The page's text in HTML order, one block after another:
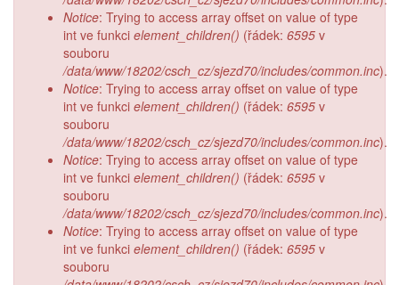
Notice: Trying to access array offset on value of type
int ve funkci element_children() (řádek: 6595 v
souboru
/data/www/18202/csch_cz/sjezd70/includes/common.inc).
Notice: Trying to access array offset on value of type
int ve funkci element_children() (řádek: 6595 v
souboru
/data/www/18202/csch_cz/sjezd70/includes/common.inc).
Notice: Trying to access array offset on value of type
int ve funkci element_children() (řádek: 6595 v
souboru
/data/www/18202/csch_cz/sjezd70/includes/common.inc).
Notice: Trying to access array offset on value of type
int ve funkci element_children() (řádek: 6595 v
souboru